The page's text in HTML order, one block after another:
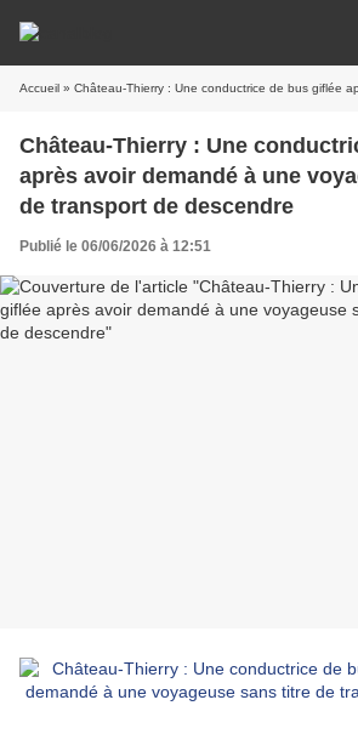
Accueil » Château-Thierry : Une conductrice de bus giflée après avoir demandé à une
Château-Thierry : Une
après avoir demandé à une
de transport de descendre
Publié le 06/06/2026 à 12:51